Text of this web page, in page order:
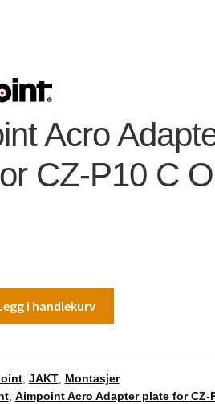
Acro
CZ-P10 C
i handlekurv
, JAKT, Montasjer
, Aimpoint Acro Adapter plate for CZ-